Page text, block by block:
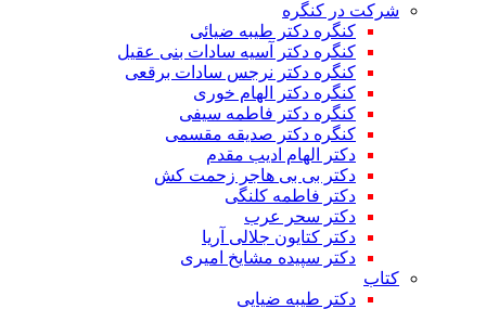
شرکت در کنگره
کنگره دکتر طیبه ضیائی
کنگره دکتر آسیه سادات بنی عقیل
کنگره دکتر نرجس سادات برقعی
کنگره دکتر الهام خوری
کنگره دکتر فاطمه سیفی
کنگره دکتر صدیقه مقسمی
دکتر الهام ادیب مقدم
دکتر بی بی هاجر زحمت کش
دکتر فاطمه کلنگی
دکتر سحر عرب
دکتر کتایون جلالی آریا
دکتر سپیده مشایخ امیری
کتاب
دکتر طیبه ضیایی